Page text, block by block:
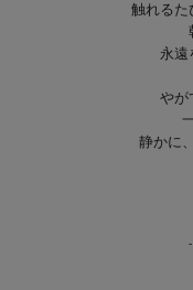
触れるた
永遠
やが
静かに